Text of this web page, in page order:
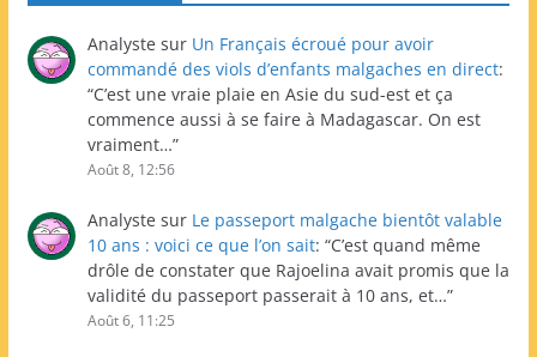
Analyste sur Un Français écroué pour avoir
commandé des viols d’enfants malgaches en direct:
“C’est une vraie plaie en Asie du sud-est et ça
commence aussi à se faire à Madagascar. On est
vraiment…”
Août 8, 12:56
Analyste sur Le passeport malgache bientôt valable
10 ans : voici ce que l’on sait: “C’est quand même
drôle de constater que Rajoelina avait promis que la
validité du passeport passerait à 10 ans, et…”
Août 6, 11:25